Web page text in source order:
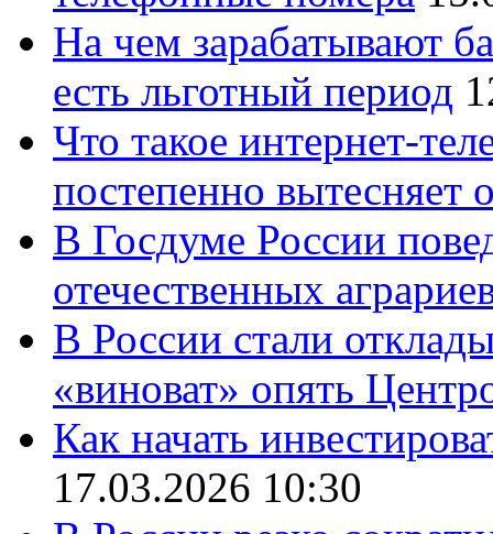
На чем зарабатывают
есть льготный период
Что такое интернет-
постепенно вытесняет
В Госдуме России
отечественных
В России стали
«виноват» опять
Как начать
17.03.2026 10:30